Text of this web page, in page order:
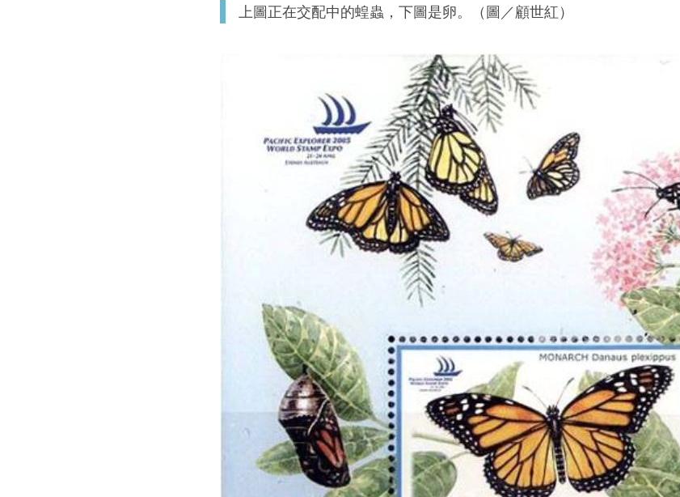
上圖正在交配中的蝗蟲，下圖是卵。（圖／顧世紅）